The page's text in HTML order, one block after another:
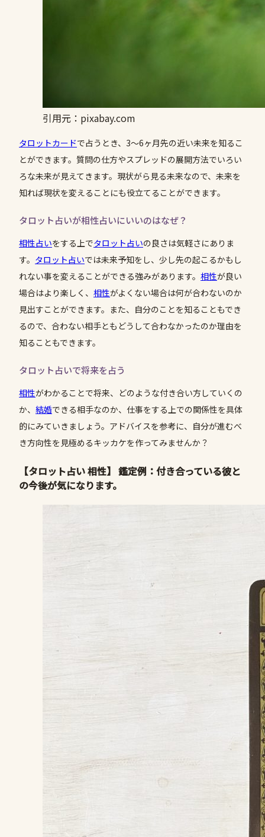
引用元：pixabay.com
タロットカードで占うとき、3〜6ヶ月先の近い未来を知るこ
とができます。質問の仕方やスプレッドの展開方法でいろい
ろな未来が見えてきます。現状がら見る未来なので、未来を
知れば現状を変えることにも役立てることができます。
タロット占いが相性占いにいいのはなぜ？
相性占いをする上でタロット占いの良さは気軽さにありま
す。 タロット占いでは未来予知をし、少し先の起こるかもし
れない事を変えることができる強みがあります。 相性が良い
場合はより楽しく、 相性がよくない場合は何が合わないのか
見出すことができます。また、自分のことを知ることもでき
るので、合わない相手ともどうして合わなかったのか理由を
知ることもできます。
タロット占いで将来を占う
相性がわかることで将来、どのような付き合い方していくの
か、 結婚できる相手なのか、仕事をする上での関係性を具体
的にみていきましょう。アドバイスを参考に、自分が進むべ
き方向性を見極めるキッカケを作ってみませんか？
【タロット占い 相性】 鑑定例：付き合っている彼と
の今後が気になります。